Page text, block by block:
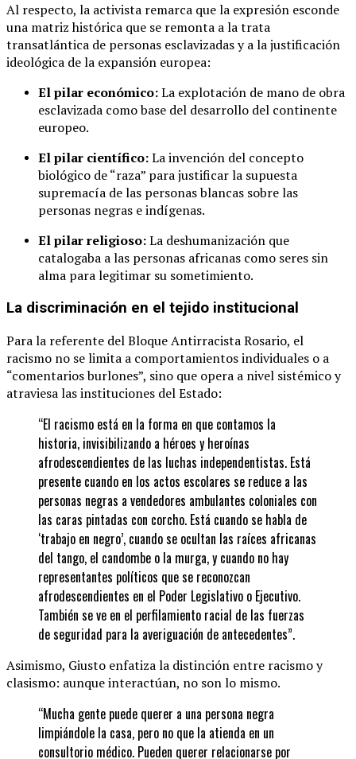
Al respecto, la activista remarca que la expresión esconde
una matriz histórica que se remonta a la trata
transatlántica de personas esclavizadas y a la justificación
ideológica de la expansión europea:
El pilar económico:La explotación de mano de obra
esclavizada como base del desarrollo del continente
europeo.
El pilar científico:La invención del concepto
biológico de “raza” para justificar la supuesta
supremacía de las personas blancas sobre las
personas negras e indígenas.
El pilar religioso:La deshumanización que
catalogaba a las personas africanas como seres sin
alma para legitimar su sometimiento.
La discriminación en el tejido institucional
Para la referente del Bloque Antirracista Rosario, el
racismo no se limita a comportamientos individuales o a
“comentarios burlones”, sino que opera a nivel sistémico y
atraviesa las instituciones del Estado:
“El racismo está en la forma en que contamos la
historia, invisibilizando a héroes y heroínas
afrodescendientes de las luchas independentistas. Está
presente cuando en los actos escolares se reduce a las
personas negras a vendedores ambulantes coloniales con
las caras pintadas con corcho. Está cuando se habla de
‘trabajo en negro’, cuando se ocultan las raíces africanas
del tango, el candombe o la murga, y cuando no hay
representantes políticos que se reconozcan
afrodescendientes en el Poder Legislativo o Ejecutivo.
También se ve en el perfilamiento racial de las fuerzas
de seguridad para la averiguación de antecedentes”.
Asimismo, Giusto enfatiza la distinción entre racismo y
clasismo: aunque interactúan, no son lo mismo.
“Mucha gente puede querer a una persona negra
limpiándole la casa, pero no que la atienda en un
consultorio médico. Pueden querer relacionarse por